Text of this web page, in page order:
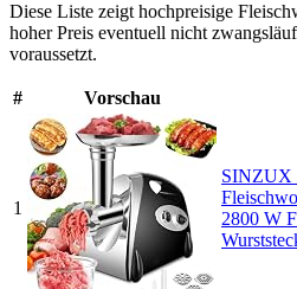
Diese Liste zeigt hochpreisige
hoher Preis eventuell nicht
voraussetzt.
# Vorschau
1
SINZUX
2800 W